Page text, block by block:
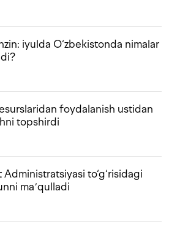
iyulda O‘zbekistonda nimalar
foydalanish ustidan
topshirdi
to‘g‘risidagi
maʼqulladi